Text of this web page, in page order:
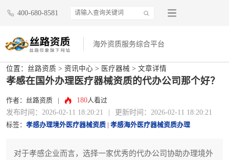
400-680-8581
海外资质服务综合平台
位置： 丝路资质 > 资讯中心 > 医疗器械 > 文章详情
孝感在国外办理医疗器械资质的代办公司那个好？
作者：丝路资质 180人看过
发布时间：2026-02-11 18:20:21 更新时间：2026-02-11 18:20:21
标签： 孝感办理境外医疗器械资质 孝感海外医疗器械资质办理
对于孝感企业而言，选择一家优秀的代办公司协助办理境外